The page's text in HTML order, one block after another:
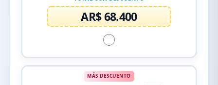
AR$ 68.400
MÁS DESCUENTO